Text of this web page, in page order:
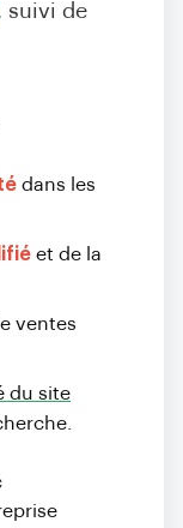
, suivi de
dans les
et de la
ventes
du site